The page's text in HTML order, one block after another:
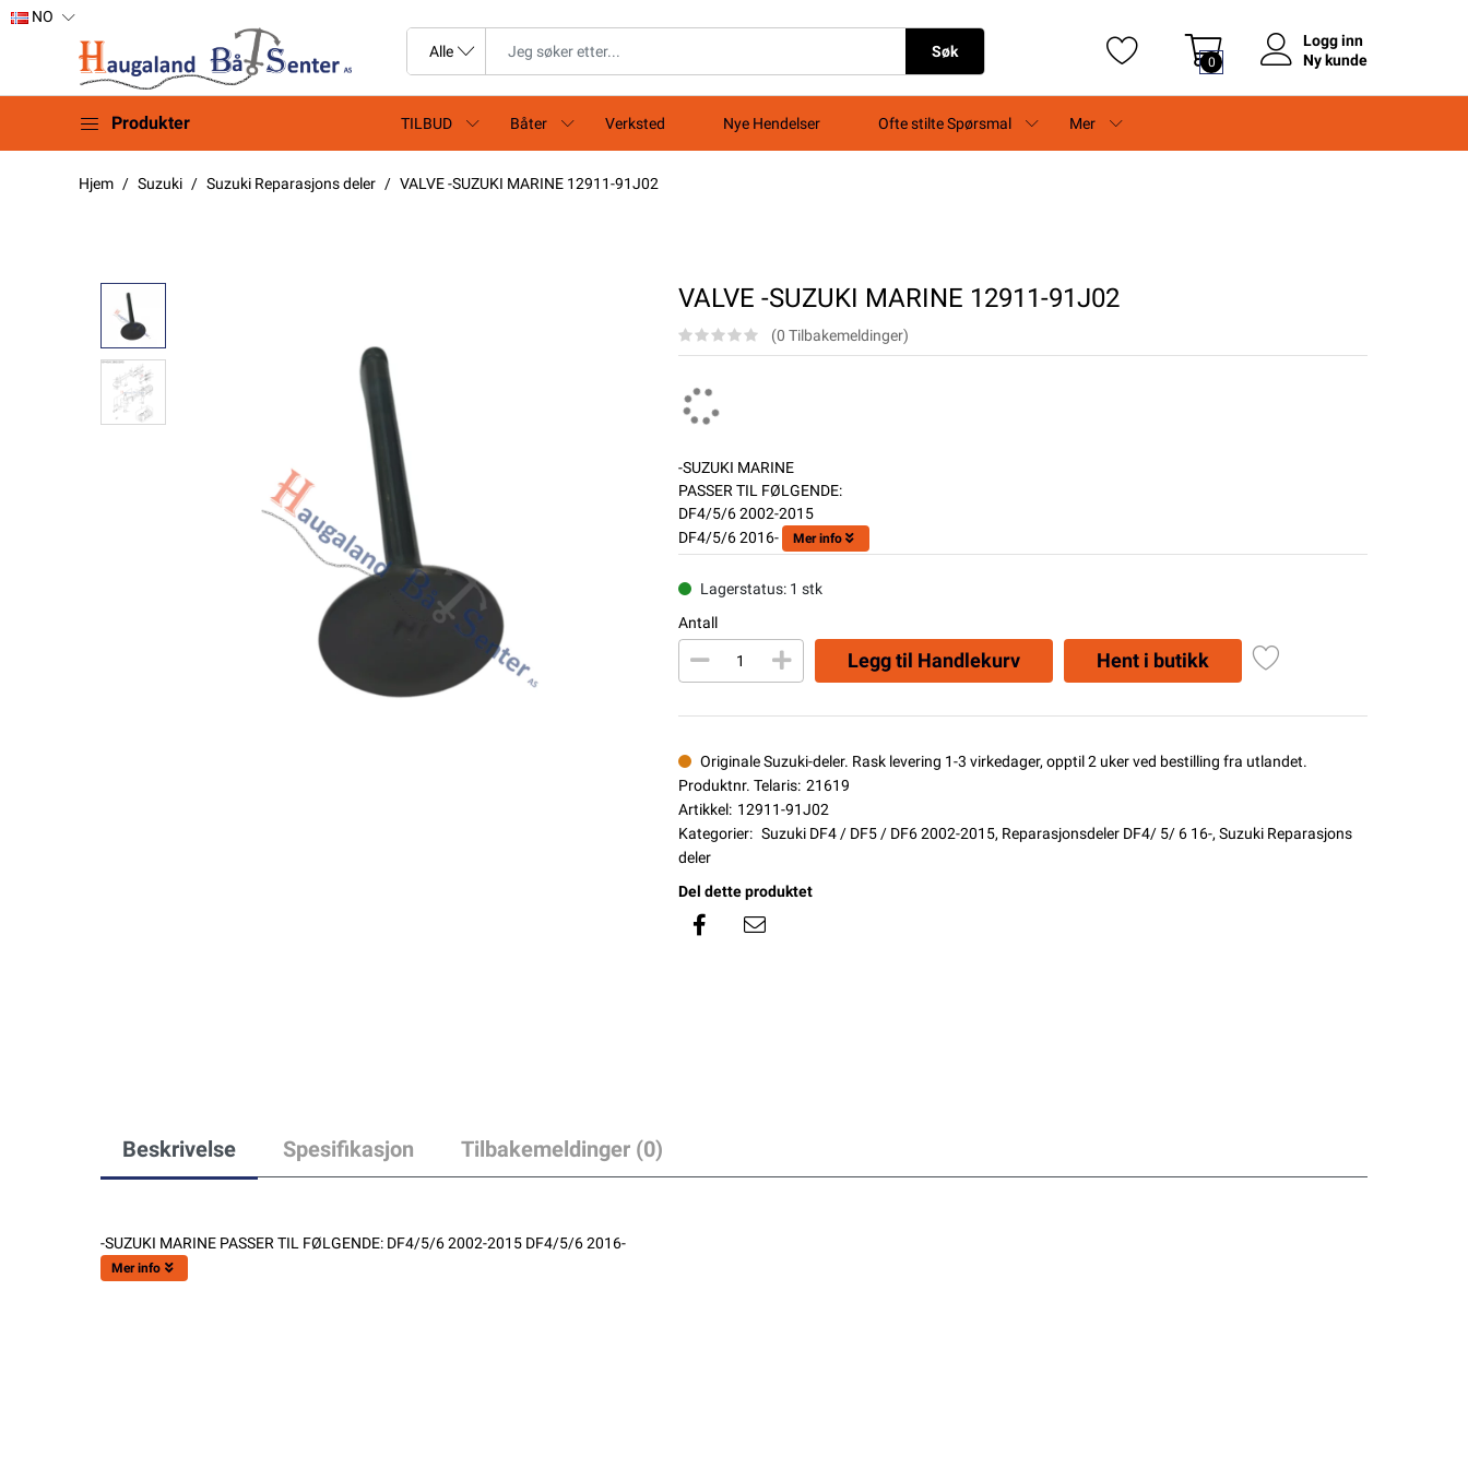
NO
Søk
0
Logg inn
Ny kunde
Produkter TILBUD Båter Verksted Nye Hendelser Ofte stilte Spørsmal Mer
Hjem Suzuki Suzuki Reparasjons deler VALVE -SUZUKI MARINE 12911-91J02
VALVE -SUZUKI MARINE 12911-91J02
(0 Tilbakemeldinger)
-SUZUKI MARINE
PASSER TIL FØLGENDE:
DF4/5/6 2002-2015
DF4/5/6 2016-
Mer info
Lagerstatus: 1 stk
Antall
Legg til Handlekurv Hent i butikk
Originale Suzuki-deler. Rask levering 1-3 virkedager, opptil 2 uker ved bestilling fra utlandet.
Produktnr. Telaris: 21619
Artikkel: 12911-91J02
Kategorier: Suzuki DF4 / DF5 / DF6 2002-2015, Reparasjonsdeler DF4/ 5/ 6 16-, Suzuki Reparasjons
deler
Del dette produktet
Beskrivelse Spesifikasjon Tilbakemeldinger (0)
-SUZUKI MARINE PASSER TIL FØLGENDE: DF4/5/6 2002-2015 DF4/5/6 2016-
Mer info